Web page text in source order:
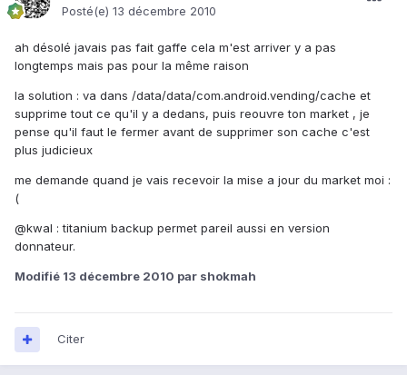
Posté(e) 13 décembre 2010
ah désolé javais pas fait gaffe cela m'est arriver y a pas
longtemps mais pas pour la même raison
la solution : va dans /data/data/com.android.vending/cache et
supprime tout ce qu'il y a dedans, puis reouvre ton market , je
pense qu'il faut le fermer avant de supprimer son cache c'est
plus judicieux
me demande quand je vais recevoir la mise a jour du market moi :
(
@kwal : titanium backup permet pareil aussi en version
donnateur.
Modifié 13 décembre 2010 par shokmah
Citer